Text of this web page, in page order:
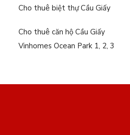
Cho thuê biệt thự Cầu Giấy
Cho thuê căn hộ Cầu Giấy
Vinhomes Ocean Park 1, 2, 3